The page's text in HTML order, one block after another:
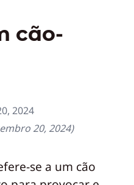
cão-
2024
20, 2024)
se a um cão